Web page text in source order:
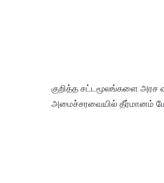
குறித்த சட்டமூலங்களை அரச
அமைச்சரவையில் தீர்மானம்